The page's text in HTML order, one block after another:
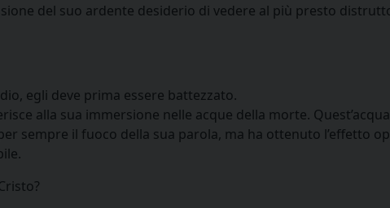
del suo ardente desiderio di vedere al più presto
egli deve prima essere battezzato.
alla sua immersione nelle acque della morte.
sempre il fuoco della sua parola, ma ha ottenuto l’effetto